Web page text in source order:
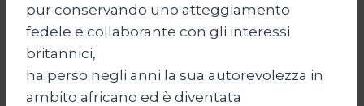
pur conservando uno atteggiamento
fedele e collaborante con gli interessi
britannici,
ha perso negli anni la sua autorevolezza in
ambito africano ed è diventata